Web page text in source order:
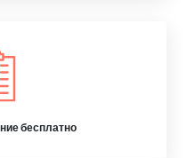
бесплатно